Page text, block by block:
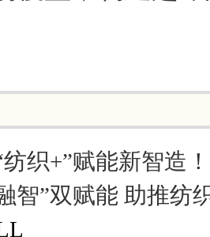
纺织+”赋能新智造
智”双赋能 助推纺